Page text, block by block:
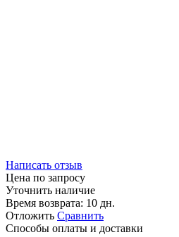
Написать отзыв
Цена по запросу
Уточнить наличие
Время возврата: 10 дн.
Отложить Сравнить
Способы оплаты и доставки